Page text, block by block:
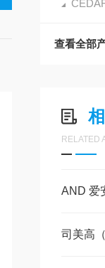
查看全部
RELATED